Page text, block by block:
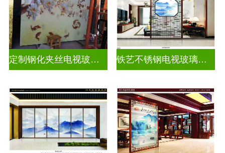
定制钢化夹丝电视玻璃背景墙 铁艺不锈钢电视玻璃背景墙